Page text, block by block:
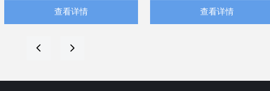
轴度≤0.5mm、粗糙度
≤3.2μm、尺寸公差±0.05mm三
刀+定位轴套工艺组合。当前缺
查看详情
播路径1；YE5电机明确提
及“使用消音材料”以吸收或隔
查看详情
넳 넲